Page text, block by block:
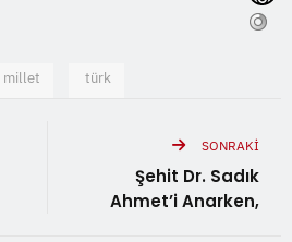
millet türk
SONRAKI
Şehit Dr. Sadık
Ahmet’i Anarken,